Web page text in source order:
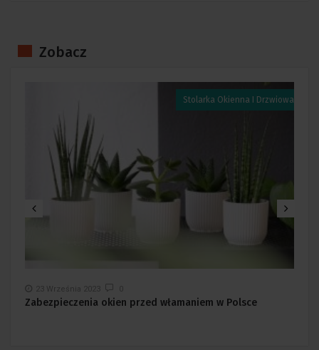
Zobacz
Stolarka Okienna I Drzwiowa
23 Września 2023 0
Zabezpieczenia okien przed włamaniem w Polsce